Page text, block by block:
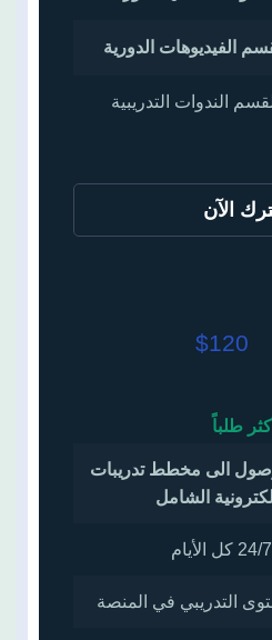
الفيديوهات الدورية
الندوات التدريبية
الآن
$120
طلباً
الى مخطط تدريبات
الشامل
التدريبي في المنصة